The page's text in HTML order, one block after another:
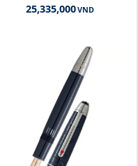
25,335,000VND